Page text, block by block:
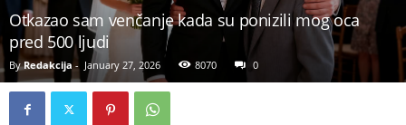
Otkazao sam venčanje kada su ponizili mog oca
pred 500 ljudi
By Redakcija- January 27, 2026 8070 0